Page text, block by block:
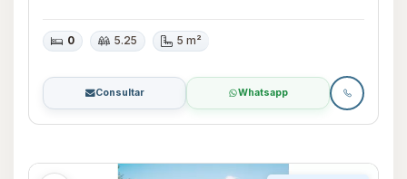
0 5.25 5 m²
Consultar Whatsapp